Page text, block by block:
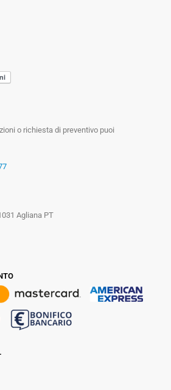
o richiesta di preventivo puoi
Agliana PT